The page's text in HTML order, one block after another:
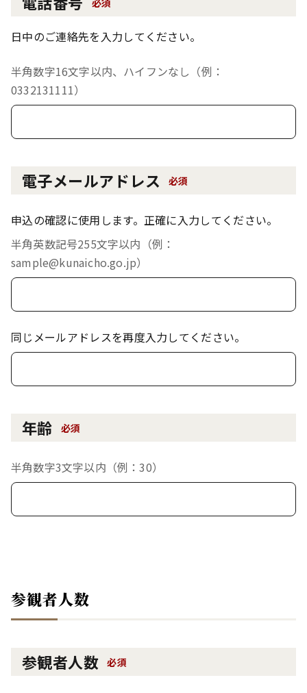
必須
日中のご連絡先を入力してください。
半角数字16文字以内、ハイフンなし（例：
0332131111）
電子メールアドレス 必須
申込の確認に使用します。正確に入力してください。
半角英数記号255文字以内（例：
sample@kunaicho.go.jp）
同じメールアドレスを再度入力してください。
年齢 必須
半角数字3文字以内（例：30）
参観者人数
参観者人数 必須